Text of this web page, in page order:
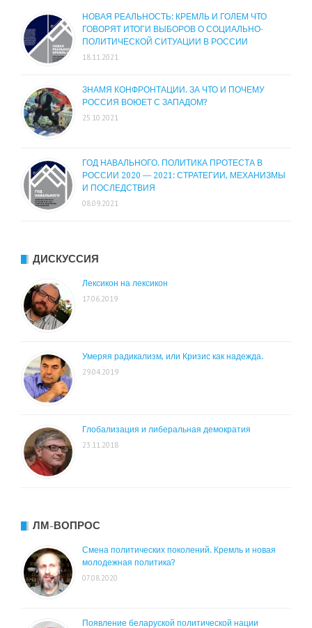
НОВАЯ РЕАЛЬНОСТЬ: КРЕМЛЬ И ГОЛЕМ ЧТО
ГОВОРЯТ ИТОГИ ВЫБОРОВ О СОЦИАЛЬНО-
ПОЛИТИЧЕСКОЙ СИТУАЦИИ В РОССИИ
18.11.2021
ЗНАМЯ КОНФРОНТАЦИИ. ЗА ЧТО И ПОЧЕМУ
РОССИЯ ВОЮЕТ С ЗАПАДОМ?
25.10.2021
ГОД НАВАЛЬНОГО. ПОЛИТИКА ПРОТЕСТА В
РОССИИ 2020 — 2021: СТРАТЕГИИ, МЕХАНИЗМЫ
И ПОСЛЕДСТВИЯ
08.09.2021
ДИСКУССИЯ
Лексикон на лексикон
17.06.2019
Умеряя радикализм, или Кризис как надежда.
29.04.2019
Глобализация и либеральная демократия
23.11.2018
ЛМ-ВОПРОС
Смена политических поколений. Кремль и новая
молодежная политика?
07.08.2020
Появление беларуской политической нации